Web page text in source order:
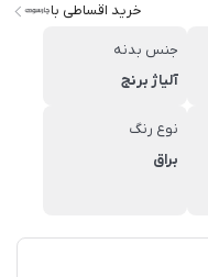
خرید اقساطی با
جنس بدنه
آلیاژ برنج
نوع رنگ
براق